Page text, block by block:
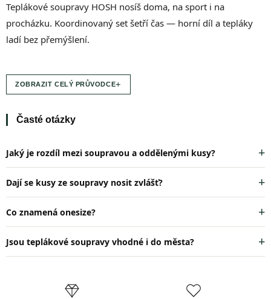
í
p
Teplákové soupravy HOSH nosíš doma, na sport i na
procházku. Koordinovaný set šetří čas — horní díl a tepláky
ladí bez přemýšlení.
ZOBRAZIT CELÝ PRŮVODCE+
Časté otázky
Jaký je rozdíl mezi soupravou a oddělenými kusy?
Dají se kusy ze soupravy nosit zvlášť?
Co znamená onesize?
Jsou teplákové soupravy vhodné i do města?